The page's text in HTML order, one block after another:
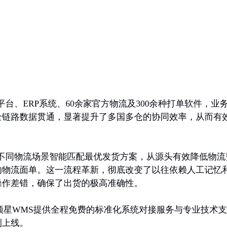
、ERP系统、60余家官方物流及300余种打单软件，业
路数据贯通，显著提升了多国多仓的协同效率，从而有
物流场景智能匹配最优发货方案，从源头有效降低物
流面单。这一流程革新，彻底改变了以往依赖人工记忆
差错，确保了出货的极高准确性。
WMS提供全程免费的标准化系统对接服务与专业技术
线。